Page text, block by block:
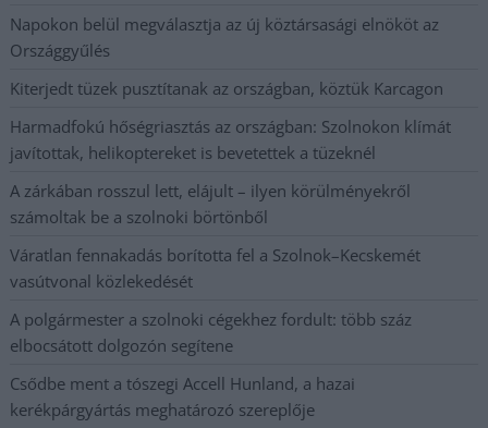
Napokon belül megválasztja az új köztársasági elnököt az
Országgyűlés
Kiterjedt tüzek pusztítanak az országban, köztük Karcagon
Harmadfokú hőségriasztás az országban: Szolnokon klímát
javítottak, helikoptereket is bevetettek a tüzeknél
A zárkában rosszul lett, elájult – ilyen körülményekről
számoltak be a szolnoki börtönből
Váratlan fennakadás borította fel a Szolnok–Kecskemét
vasútvonal közlekedését
A polgármester a szolnoki cégekhez fordult: több száz
elbocsátott dolgozón segítene
Csődbe ment a tószegi Accell Hunland, a hazai
kerékpárgyártás meghatározó szereplője